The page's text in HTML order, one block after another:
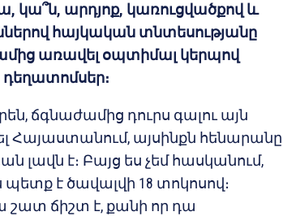
կա՞ն, արդյոք, կառուցվածքով և
հայկական տնտեսությանը
առավել օպտիմալ կերպով
դեղատոմսեր։
ճգնաժամից դուրս գալու այն
Հայաստանում, այսինքն հենարանը
լավն է։ Բայց ես չեմ հասկանում,
է ծավալվի 18 տոկոսով։
շատ ճիշտ է, քանի որ դա